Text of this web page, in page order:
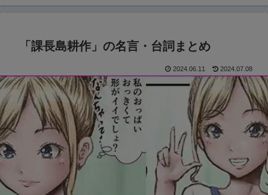
「課長島耕作」の名言・台詞まとめ
2024.06.11 2024.07.08
マンガ「課長島耕作」の名言・台詞をまとめていきます。